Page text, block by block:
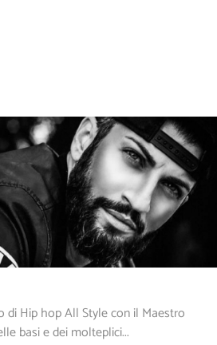
di Hip hop All Style con il Maestro
basi e dei molteplici...